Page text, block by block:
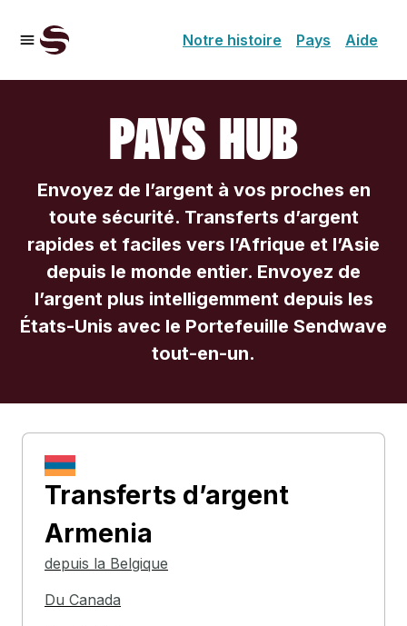
Notre histoire Pays Aide
PAYS HUB
Envoyez de l’argent à vos proches en
toute sécurité. Transferts d’argent
rapides et faciles vers l’Afrique et l’Asie
depuis le monde entier. Envoyez de
l’argent plus intelligemment depuis les
États-Unis avec le Portefeuille Sendwave
tout-en-un.
Transferts d’argent
Armenia
depuis la Belgique
Du Canada